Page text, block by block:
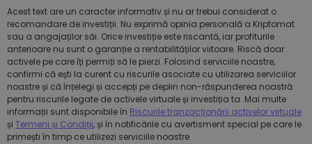
Acest text are un caracter informativ și nu ar trebui considerat o
recomandare de investiții. Nu exprimă opinia personală a Kriptomat
sau a angajaților săi. Orice investiție este riscantă, iar profiturile
anterioare nu sunt o garanție a rentabilităților viitoare. Riscă doar
activele pe care îți permiți să le pierzi. Folosind serviciile noastre,
confirmi că ești la curent cu riscurile asociate cu utilizarea serviciilor
noastre și că înțelegi și accepți pe deplin non-răspunderea noastră
pentru riscurile legate de activele virtuale și investiția ta. Mai multe
informații sunt disponibile în Riscurile tranzacționării activelor virtuale
și Termeni și Condiții, și în notificările cu avertisment special pe care le
primești în timp ce utilizezi serviciile noastre.